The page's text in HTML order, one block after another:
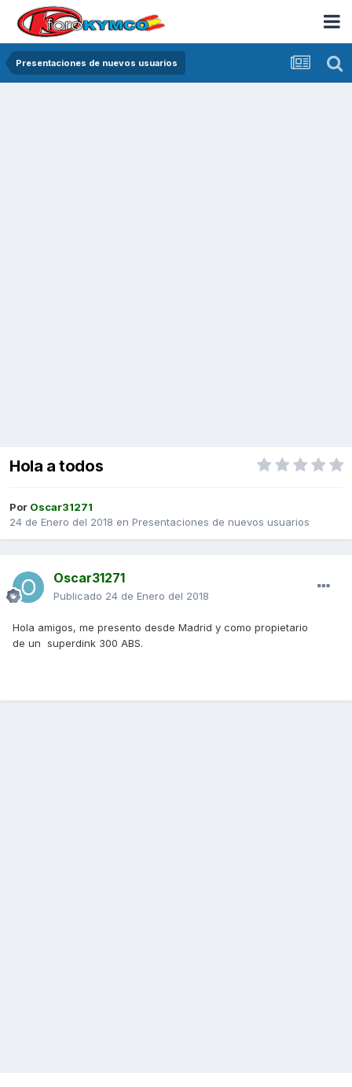
Presentaciones de nuevos usuarios
Hola a todos
Por Oscar31271
24 de Enero del 2018 en Presentaciones de nuevos usuarios
Oscar31271
Publicado 24 de Enero del 2018
Hola amigos, me presento desde Madrid y como propietario
de un superdink 300 ABS.